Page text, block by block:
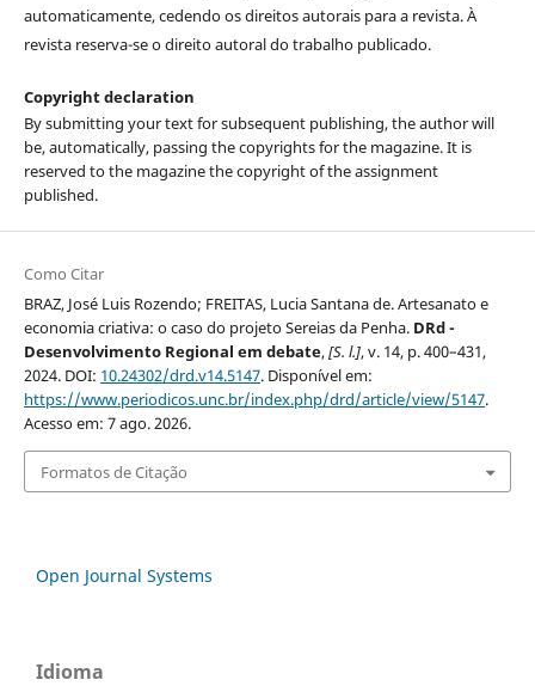
automaticamente, cedendo os direitos autorais para a revista. À
revista reserva-se o direito autoral do trabalho publicado.
Copyright declaration
By submitting your text for subsequent publishing, the author will
be, automatically, passing the copyrights for the magazine. It is
reserved to the magazine the copyright of the assignment
published.
Como Citar
BRAZ, José Luis Rozendo; FREITAS, Lucia Santana de. Artesanato e
economia criativa: o caso do projeto Sereias da Penha. DRd -
Desenvolvimento Regional em debate,[S. l.], v. 14, p. 400–431,
2024. DOI: 10.24302/drd.v14.5147. Disponível em:
https://www.periodicos.unc.br/index.php/drd/article/view/5147.
Acesso em: 7 ago. 2026.
Formatos de Citação
Open Journal Systems
Idioma